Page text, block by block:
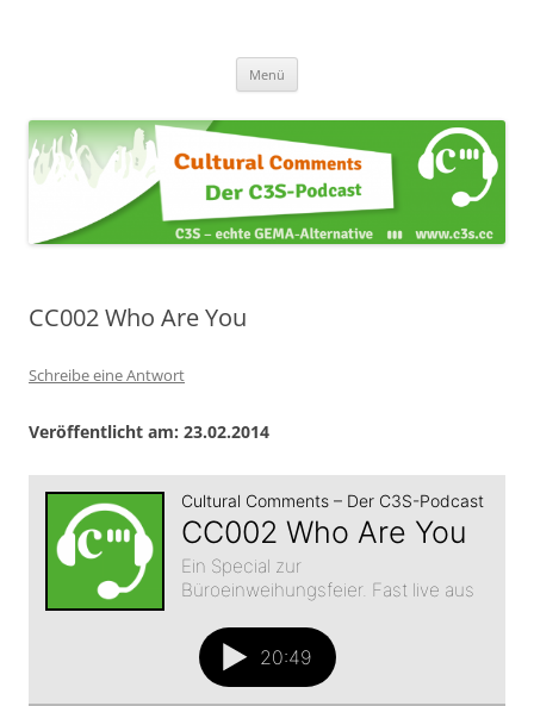
Menü
CC002 Who Are You
Schreibe eine Antwort
Veröffentlicht am: 23.02.2014